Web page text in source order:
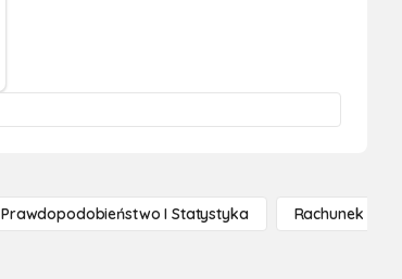
Prawdopodobieństwo I Statystyka Rachunek